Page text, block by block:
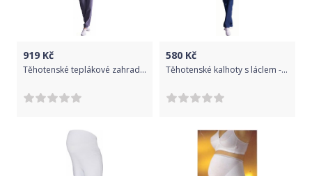
919 Kč
Těhotenské teplákové zahradníky - metalická ocel, Velikosti těh. moda XXL (44)
580 Kč
Těhotenské kalhoty s láclem - tmavý jeans - XXL (44)